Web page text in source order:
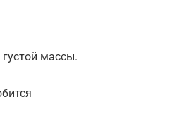
массы.